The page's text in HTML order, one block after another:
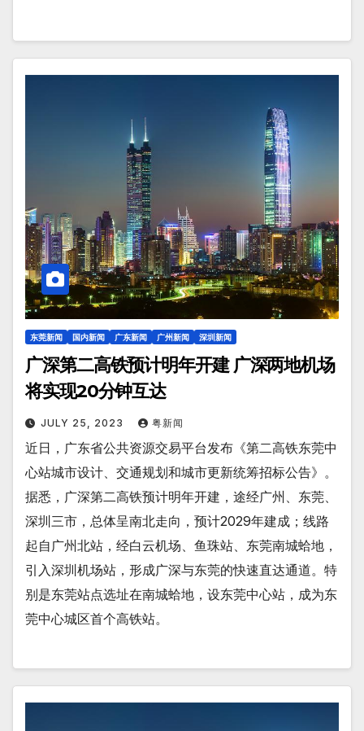
东莞新闻 国内新闻 广东新闻 广州新闻 深圳新闻
广深第二高铁预计明年开建 广深两地机场
将实现20分钟互达
JULY 25, 2023 粤新闻
近日，广东省公共资源交易平台发布《第二高铁东莞中
心站城市设计、交通规划和城市更新统筹招标公告》。
据悉，广深第二高铁预计明年开建，途经广州、东莞、
深圳三市，总体呈南北走向，预计2029年建成；线路
起自广州北站，经白云机场、鱼珠站、东莞南城蛤地，
引入深圳机场站，形成广深与东莞的快速直达通道。特
别是东莞站点选址在南城蛤地，设东莞中心站，成为东
莞中心城区首个高铁站。